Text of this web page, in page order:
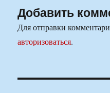
Добавить
Для отправки
авторизоваться.